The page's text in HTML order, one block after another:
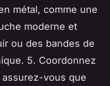
métal, comme une
moderne et
ou des bandes de
5. Coordonnez
vous que